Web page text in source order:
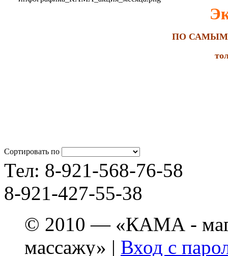
ПО
Сортировать по
Тел: 8-921-568-76-58
8-921-427-55-38
© 2010 — «КАМА -
массажу» | Вход с